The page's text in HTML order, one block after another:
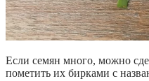
Если семян много, можно
пометить их бирками с